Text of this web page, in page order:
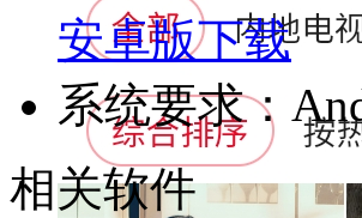
安卓版下载
系统要求：
相关软件